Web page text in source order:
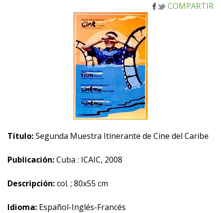
COMPARTIR
Título:Segunda Muestra Itinerante de Cine del Caribe
Publicación:Cuba : ICAIC, 2008
Descripción:col. ; 80x55 cm
Idioma: Español-Inglés-Francés